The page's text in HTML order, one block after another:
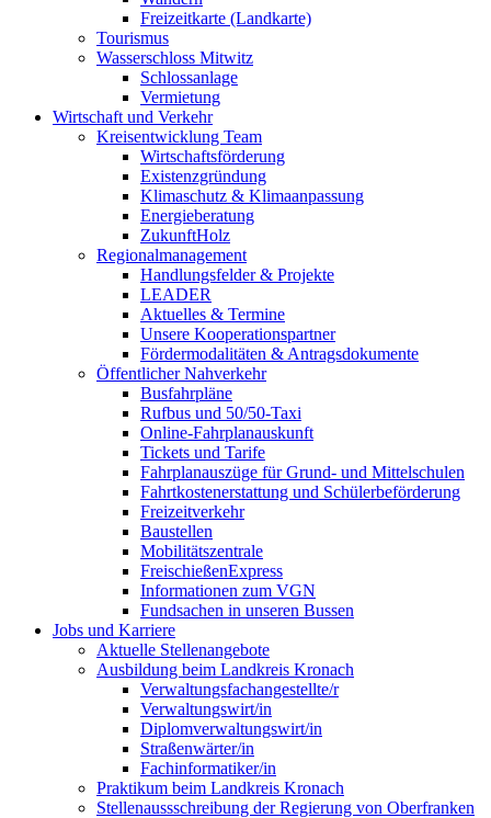
Freizeitkarte (Landkarte)
Tourismus
Wasserschloss Mitwitz
Schlossanlage
Vermietung
Wirtschaft und Verkehr
Kreisentwicklung Team
Wirtschaftsförderung
Existenzgründung
Klimaschutz & Klimaanpassung
Energieberatung
ZukunftHolz
Regionalmanagement
Handlungsfelder & Projekte
LEADER
Aktuelles & Termine
Unsere Kooperationspartner
Fördermodalitäten & Antragsdokumente
Öffentlicher Nahverkehr
Busfahrpläne
Rufbus und 50/50-Taxi
Online-Fahrplanauskunft
Tickets und Tarife
Fahrplanauszüge für Grund- und Mittelschulen
Fahrtkostenerstattung und Schülerbeförderung
Freizeitverkehr
Baustellen
Mobilitätszentrale
FreischießenExpress
Informationen zum VGN
Fundsachen in unseren Bussen
Jobs und Karriere
Aktuelle Stellenangebote
Ausbildung beim Landkreis Kronach
Verwaltungsfachangestellte/r
Verwaltungswirt/in
Diplomverwaltungswirt/in
Straßenwärter/in
Fachinformatiker/in
Praktikum beim Landkreis Kronach
Stellenaussschreibung der Regierung von Oberfranken